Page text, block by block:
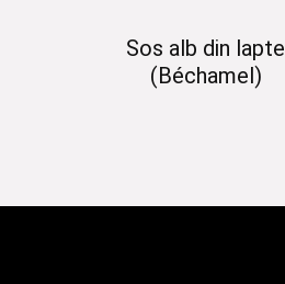
Sos alb din lapte
(Béchamel)